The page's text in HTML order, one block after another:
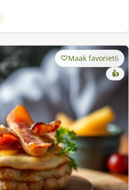
Maak favoriet6
👍